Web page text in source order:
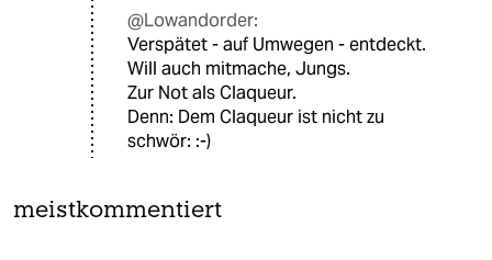
@Lowandorder:
Verspätet - auf Umwegen - entdeckt.
Will auch mitmache, Jungs.
Zur Not als Claqueur.
Denn: Dem Claqueur ist nicht zu
schwör: :-)
meistkommentiert